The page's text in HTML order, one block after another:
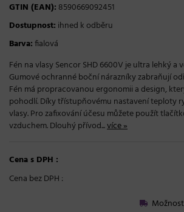
GTIN (EAN): 8590669092451
Dostupnost: ihned k odběru
Barva:fialová
Fén na vlasy Sencor SHD 6600V je ultra lehký a
Gumové ochranné boční nárazníky zabraňují
Fén má propracovanou ergonomii a design,
pohodlí. Díky třístupňovému nastavení teploty
vlasy. Pro zafixování účesu můžete použít
vzduchem. Dlouhý přívod...více »
Cena s DPH :
Cena bez DPH :